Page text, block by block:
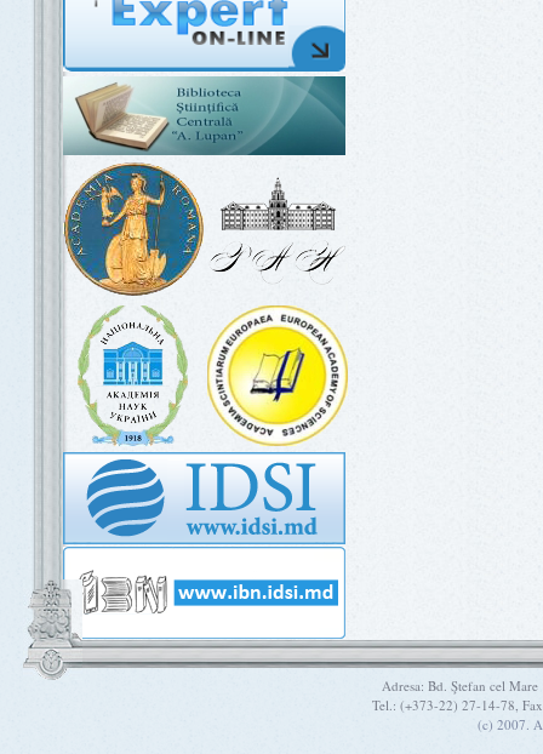
Adresa: Bd. Ştefan cel
Tel.: (+373-22) 27-14-78,
(c) 2007.